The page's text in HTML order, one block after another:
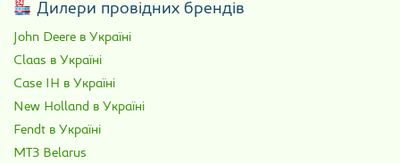
Дилери провідних брендів
John Deere в Україні
Claas в Україні
Case IH в Україні
New Holland в Україні
Fendt в Україні
МТЗ Belarus